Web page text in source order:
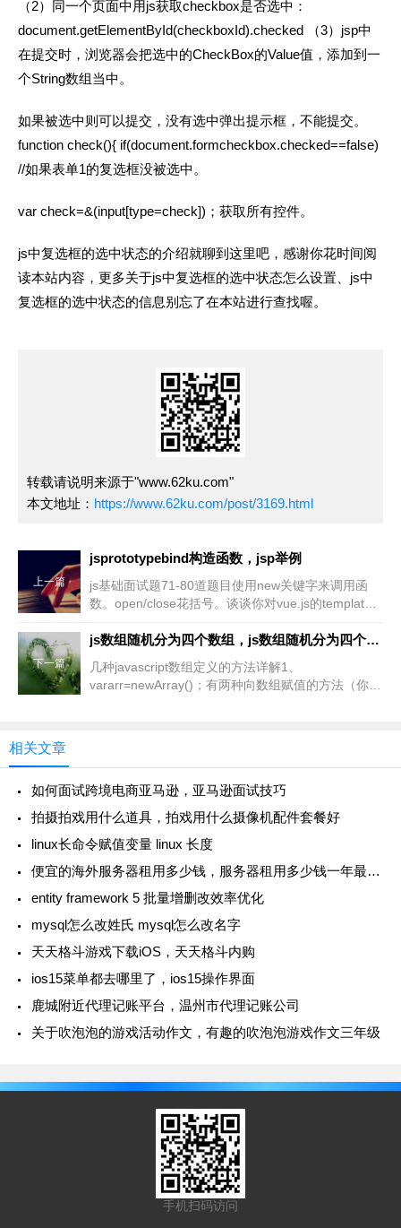
（2）同一个页面中用js获取checkbox是否选中：
document.getElementById(checkboxId).checked （3）jsp中
在提交时，浏览器会把选中的CheckBox的Value值，添加到一
个String数组当中。
如果被选中则可以提交，没有选中弹出提示框，不能提交。
function check(){ if(document.formcheckbox.checked==false)
//如果表单1的复选框没被选中。
var check=&(input[type=check])；获取所有控件。
js中复选框的选中状态的介绍就聊到这里吧，感谢你花时间阅
读本站内容，更多关于js中复选框的选中状态怎么设置、js中
复选框的选中状态的信息别忘了在本站进行查找喔。
转载请说明来源于"www.62ku.com"
本文地址： https://www.62ku.com/post/3169.html
上一篇
jsprototypebind构造函数，jsp举例
js基础面试题71-80道题目使用new关键字来调用函
数。open/close花括号。谈谈你对vue.js的template
下一篇
js数组随机分为四个数组，js数组随机分为四个数组怎么办
几种javascript数组定义的方法详解1、
vararr=newArray()；有两种向数组赋值的方法（你可
相关文章
如何面试跨境电商亚马逊，亚马逊面试技巧
拍摄拍戏用什么道具，拍戏用什么摄像机配件套餐好
linux长命令赋值变量 linux 长度
便宜的海外服务器租用多少钱，服务器租用多少钱一年最便宜
entity framework 5 批量增删改效率优化
mysql怎么改姓氏 mysql怎么改名字
天天格斗游戏下载iOS，天天格斗内购
ios15菜单都去哪里了，ios15操作界面
鹿城附近代理记账平台，温州市代理记账公司
关于吹泡泡的游戏活动作文，有趣的吹泡泡游戏作文三年级
手机扫码访问